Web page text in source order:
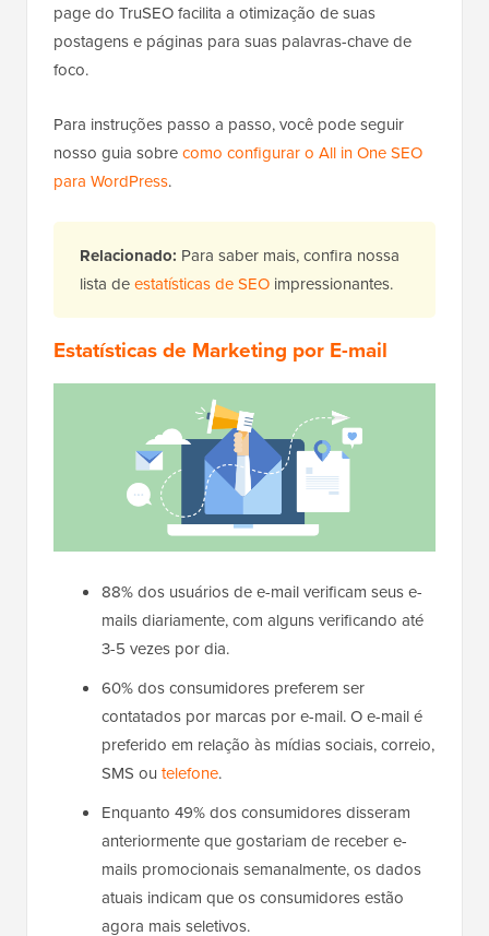
page do TruSEO facilita a otimização de suas
postagens e páginas para suas palavras-chave de
foco.
Para instruções passo a passo, você pode seguir
nosso guia sobrecomo configurar o All in One SEO
para WordPress.
Relacionado: Para saber mais, confira nossa
lista deestatísticas de SEO impressionantes.
Estatísticas de Marketing por E-mail
88% dos usuários de e-mail verificam seus e-
mails diariamente, com alguns verificando até
3-5 vezes por dia.
60% dos consumidores preferem ser
contatados por marcas por e-mail. O e-mail é
preferido em relação às mídias sociais, correio,
SMS ou telefone.
Enquanto 49% dos consumidores disseram
anteriormente que gostariam de receber e-
mails promocionais semanalmente, os dados
atuais indicam que os consumidores estão
agora mais seletivos.